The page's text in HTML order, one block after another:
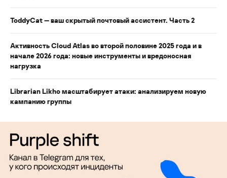
ToddyCat — ваш скрытый почтовый ассистент. Часть 2
Активность Cloud Atlas во второй половине 2025 года и в
начале 2026 года: новые инструменты и вредоносная
нагрузка
Librarian Likho масштабирует атаки: анализируем новую
кампанию группы